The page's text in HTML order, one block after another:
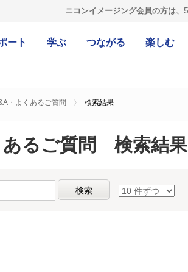
ニコンイメージング会員の方は、
ート 学ぶ つながる 楽しむ
・よくあるご質問 検索結果
あるご質問 検索結果